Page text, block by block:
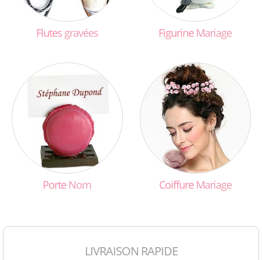
Flutes gravées Figurine Mariage
Porte Nom Coiffure Mariage
LIVRAISON RAPIDE